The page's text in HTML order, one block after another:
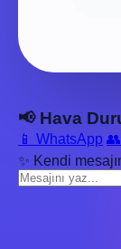
📢 Hava
📱 WhatsApp
✨ Kendi